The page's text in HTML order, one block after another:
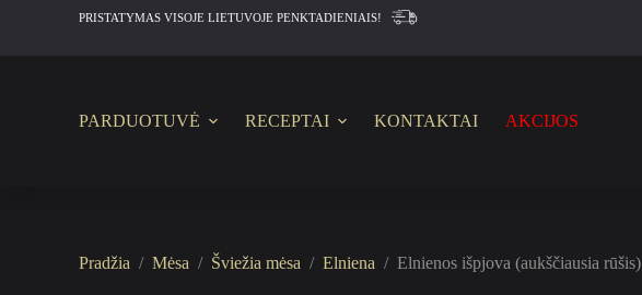
PRISTATYMAS VISOJE LIETUVOJE PENKTADIENIAIS!
PARDUOTUVĖ RECEPTAI KONTAKTAI AKCIJOS
Pradžia / Mėsa / Šviežia mėsa / Elniena / Elnienos išpjova (aukščiausia rūšis)